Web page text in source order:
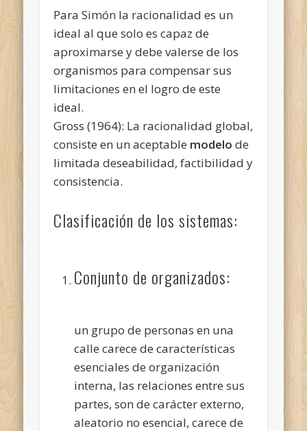
Para Simón la racionalidad es un
ideal al que solo es capaz de
aproximarse y debe valerse de los
organismos para compensar sus
limitaciones en el logro de este
ideal.
Gross (1964): La racionalidad global,
consiste en un aceptable modelo de
limitada deseabilidad, factibilidad y
consistencia.
Clasificación de los sistemas:
Conjunto de organizados:
un grupo de personas en una
calle carece de características
esenciales de organización
interna, las relaciones entre sus
partes, son de carácter externo,
aleatorio no esencial, carece de